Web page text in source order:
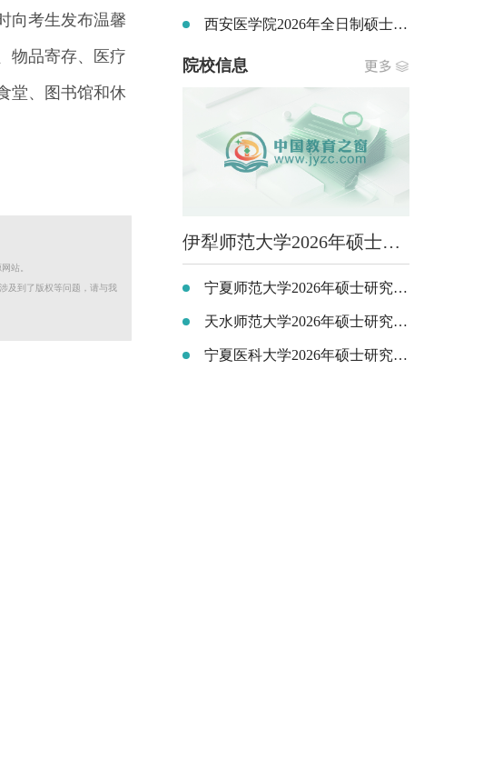
向考生发布温馨
物品寄存、医疗
堂、图书馆和休
站。
及到了版权等问题，请与我
西安医学院2026年全日制硕士研究生招生简章
院校信息
伊犁师范大学2026年硕士研究生考试专业目录
宁夏师范大学2026年硕士研究生招生专业目录
天水师范大学2026年硕士研究生招生专业目录
宁夏医科大学2026年硕士研究生招生专业目录